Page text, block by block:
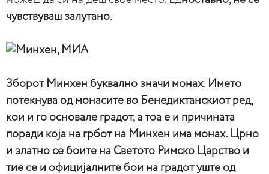
чувствуваш залутано.
Зборот Минхен буквално значи монах. Името
потекнува од монасите во Бенедиктанскиот ред,
кои и го основале градот, а тоа е и причината
поради која на грбот на Минхен има монах. Црно
и златно се боите на Светото Римско Царство и
тие се и официјалните бои на градот уште од